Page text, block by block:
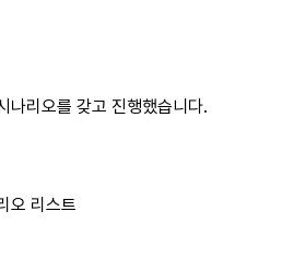
나리오를 갖고 진행했습니다.
오 리스트